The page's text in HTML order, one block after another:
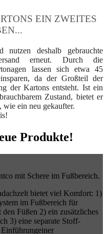
EIN ZWEITES
nutzen deshalb gebrauchte
erneut. Durch die
lassen sich etwa 45
da der Großteil der
der Kartons entsteht. Ist ein
Zustand, bietet er
ein neu gekaufter.
Produkte!
mit Schere im Fußbereich.
bietet viel Komfort: 1)
im Fußbereich für
Füßen 2) ein zusätzliches
3) eine separate Stoff-